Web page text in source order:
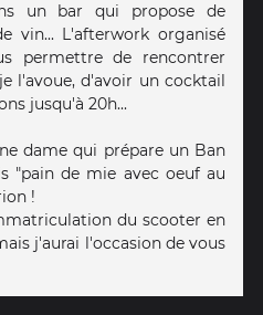
un bar qui propose de
vin... L'afterwork organisé
permettre de rencontrer
l'avoue, d'avoir un cocktail
jusqu'à 20h...
dame qui prépare un Ban
"pain de mie avec oeuf au
!
du scooter en
j'aurai l'occasion de vous